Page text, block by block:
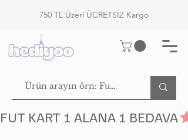
750 TL Üzeri ÜCRETSİZ Kargo
FUT KART 1 ALANA 1 BEDAVA